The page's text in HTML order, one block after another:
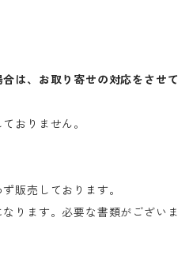
は、お取り寄せの対応をさせて
おりません。
販売しております。
ります。必要な書類がございま